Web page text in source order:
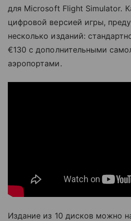
для Microsoft Flight Simulator.
цифровой версией игры,
несколько изданий:
€130 с дополнительными
аэропортами.
Издание из 10 дисков можно